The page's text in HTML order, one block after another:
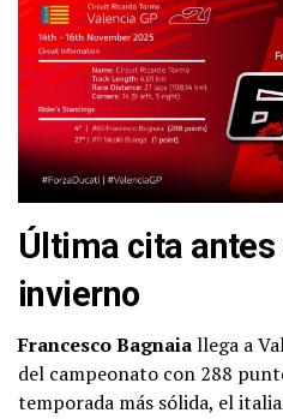
Última cita
invierno
Francesco Bagnaiallega a
del campeonato con 288
temporada más sólida, el